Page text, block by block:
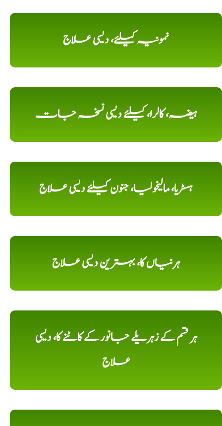
نمونیہ کیلئے، دیسی علاج
ہیضہ، کالرا، کیلئے دیسی نسخہ جات
ہسٹریا، مالیخولیا، جنون کیلئے دیسی علاج
ہرنیاں کا، بہترین دیسی علاج
ہر قسم کے زہریلے جانور کے کاٹنے کا، دیسی
علاج